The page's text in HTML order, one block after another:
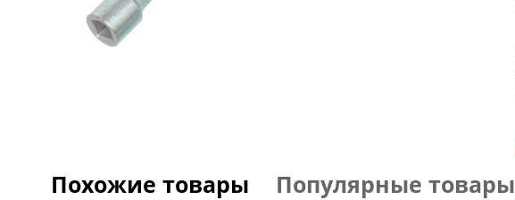
Похожие товары Популярные товары